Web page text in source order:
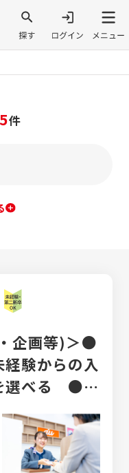
件
企画等)＞●
験からの入
選べる ●給
！